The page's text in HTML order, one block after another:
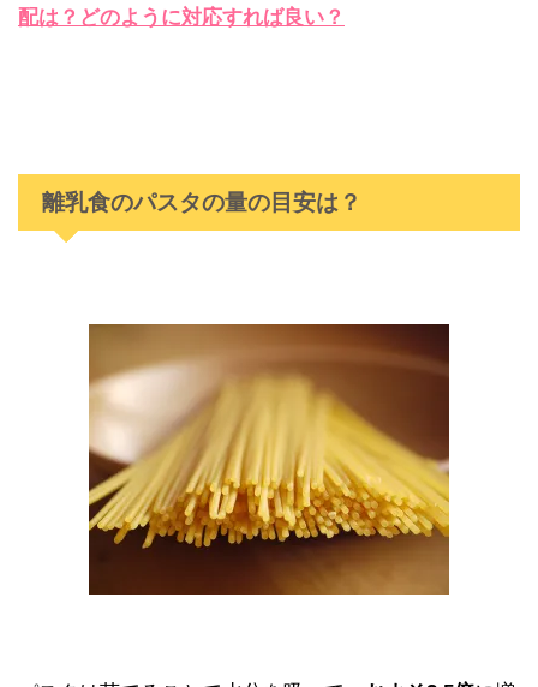
配は？どのように対応すれば良い？
離乳食のパスタの量の目安は？